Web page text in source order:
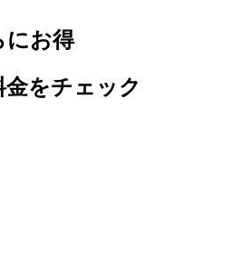
にお得
をチェック